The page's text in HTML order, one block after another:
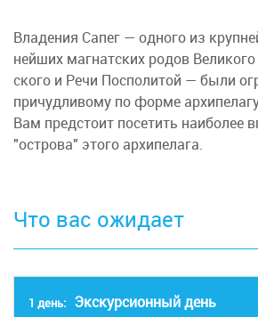
Владения Са­пег — од­но­го из
ней­ших маг­нат­ских ро­дов
ско­го и Ре­чи Поспо­ли­той — бы­ли
при­чуд­ли­во­му по фор­ме
Вам пред­сто­ит по­се­тить наи­бо­лее
"ост­ро­ва" это­го ар­хи­пе­ла­га.
Что вас ожидает
1 день: Экскурсионный день